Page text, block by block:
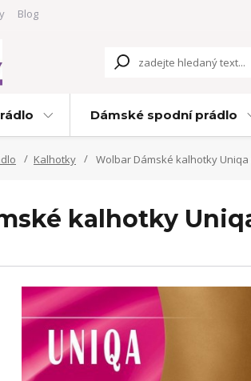
Blog
Dámské spodní prádlo
Kalhotky Wolbar Dámské kalhotky Uniqa
kalhotky